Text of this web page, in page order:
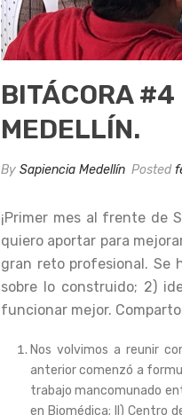
BITÁCORA #4
MEDELLÍN.
By Sapiencia Medellín Posted
¡Primer mes al frente de
quiero aportar para
gran reto profesional. Se
sobre lo construido; 2)
funcionar mejor.
Nos volvimos a reunir
anterior comenzó a
trabajo mancomunado
en Biomédica; II) Centro